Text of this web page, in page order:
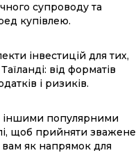
супроводу та
купівлею.
інвестицій для тих,
від форматів
і ризиків.
іншими популярними
щоб прийняти зважене
як напрямок для